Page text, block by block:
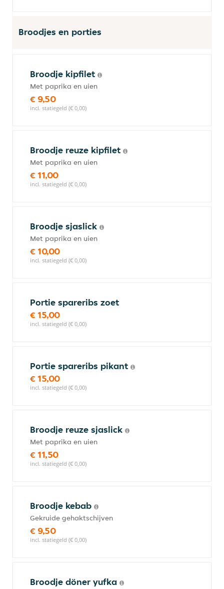
Broodjes en porties
Broodje kipfilet
Met paprika en uien
€ 9,50
incl. statiegeld (€ 0,00)
Broodje reuze kipfilet
Met paprika en uien
€ 11,00
incl. statiegeld (€ 0,00)
Broodje sjaslick
Met paprika en uien
€ 10,00
incl. statiegeld (€ 0,00)
Portie spareribs zoet
€ 15,00
incl. statiegeld (€ 0,00)
Portie spareribs pikant
€ 15,00
incl. statiegeld (€ 0,00)
Broodje reuze sjaslick
Met paprika en uien
€ 11,50
incl. statiegeld (€ 0,00)
Broodje kebab
Gekruide gehaktschijven
€ 9,50
incl. statiegeld (€ 0,00)
Broodje döner yufka